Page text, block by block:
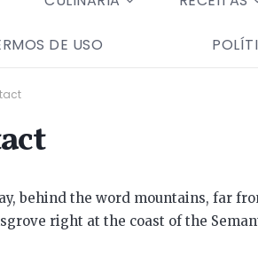
DE USO
behind the word mountains, far
right at the coast of the